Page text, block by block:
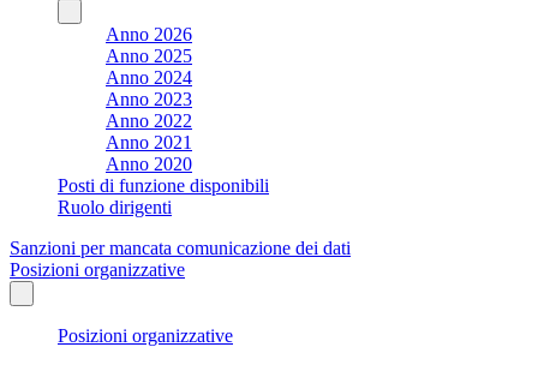
Anno 2026
Anno 2025
Anno 2024
Anno 2023
Anno 2022
Anno 2021
Anno 2020
Posti di funzione disponibili
Ruolo dirigenti
Sanzioni per mancata comunicazione dei dati
Posizioni organizzative
Posizioni organizzative